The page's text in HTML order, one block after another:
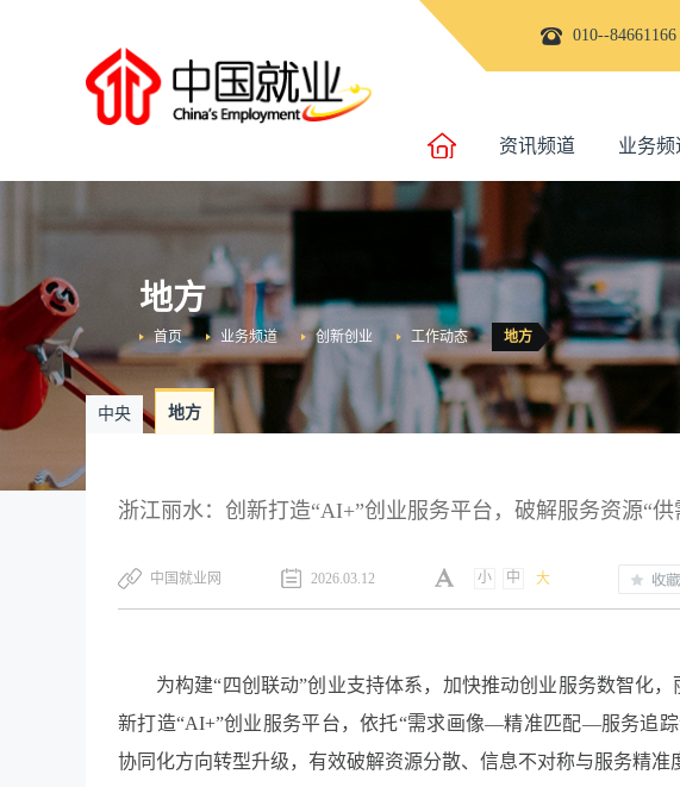
010--84661166
资讯频道 业务频
地方
地方
工作动态
创新创业
业务频道
首页
中央 地方
浙江丽水：创新打造“AI+”创业服务平台，破解服务资源“供
中国就业网 2026.03.12 小 中 大
为构建“四创联动”创业支持体系，加快推动创业服务数智化
新打造“AI+”创业服务平台，依托“需求画像—精准匹配—服务追踪
协同化方向转型升级，有效破解资源分散、信息不对称与服务精准